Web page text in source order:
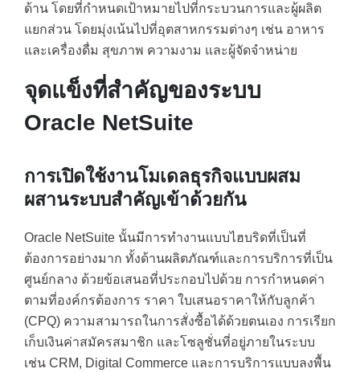
ด้าน โดยที่กำหนดเป้าหมายไปที่กระบวนการและผู้ผลิต
แยกส่วน โดยมุ่งเน้นไปที่อุตสาหกรรมต่างๆ เช่น อาหาร
และเครื่องดื่ม สุขภาพ ความงาม และผู้จัดจำหน่าย
จุดแข็งที่สำคัญของระบบ
Oracle NetSuite
การเปิดใช้งานโมเดลธุรกิจแบบผสม
ผสานระบบสำคัญเข้าด้วยกัน
Oracle NetSuite นั้นมีการทำงานแบบไฮบริดที่เป็นที่
ต้องการอย่างมาก ทั้งด้านผลิตภัณฑ์และการบริการที่เป็น
ศูนย์กลาง ด้วยข้อเสนอที่ประกอบไปด้วย การกำหนดค่า
ตามที่องค์กรต้องการ ราคา ใบเสนอราคาให้กับลูกค้า
(CPQ) ความสามารถในการสั่งซื้อได้ด้วยตนเอง การเรียก
เก็บเงินค่าสมัครสมาชิก และโซลูชั่นที่อยู่ภายในระบบ
เช่น CRM, Digital Commerce และการบริการแบบลงพื้น